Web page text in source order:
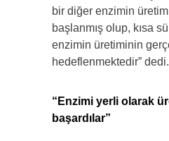
bir diğer enzimin üretim
başlanmış olup, kısa
enzimin üretiminin
hedeflenmektedir” dedi.
“Enzimi yerli olarak
başardılar”